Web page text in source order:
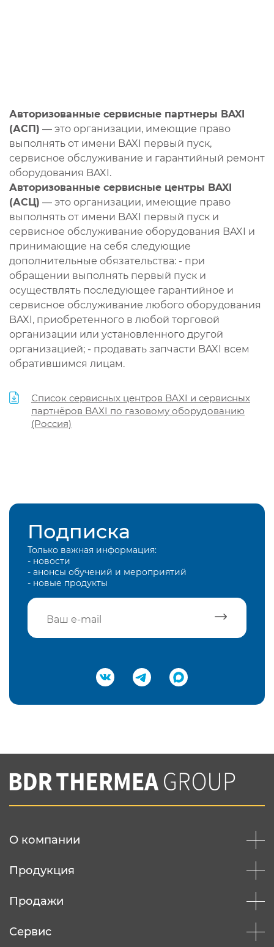
Авторизованные сервисные партнеры BAXI
(АСП) — это организации, имеющие право
выполнять от имени BAXI первый пуск,
сервисное обслуживание и гарантийный ремонт
оборудования BAXI.
Авторизованные сервисные центры BAXI
(АСЦ) — это организации, имеющие право
выполнять от имени BAXI первый пуск и
сервисное обслуживание оборудования BAXI и
принимающие на себя следующие
дополнительные обязательства: - при
обращении выполнять первый пуск и
осуществлять последующее гарантийное и
сервисное обслуживание любого оборудования
BAXI, приобретенного в любой торговой
организации или установленного другой
организацией; - продавать запчасти BAXI всем
обратившимся лицам.
Список сервисных центров BAXI и сервисных
партнёров BAXI по газовому оборудованию
(Россия)
Подписка
Только важная информация:
- новости
- анонсы обучений и мероприятий
- новые продукты
Подтвердить e-mail
Вы соглашаетесь с нашей политикой
конфеденциальности
О компании
Продукция
Продажи
Сервис